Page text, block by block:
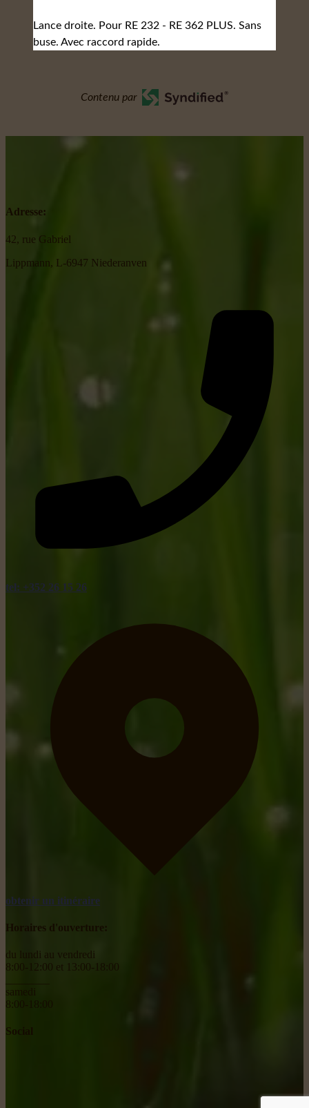
Lance droite. Pour RE 232 - RE 362 PLUS. Sans
buse. Avec raccord rapide.
Contenu par
Adresse:
42, rue Gabriel
Lippmann, L-6947 Niederanven
tel: +352 26 15 26
obtenir un itinéraire
Horaires d'ouverture:
du lundi au vendredi
8:00-12:00 et 13:00-18:00
samedi
8:00-18:00
Social